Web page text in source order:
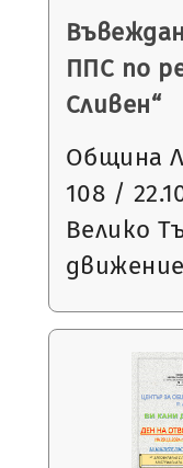
ППС по
Сливен“
Община
108 /
Велико